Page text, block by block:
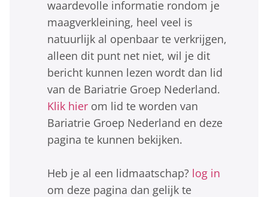
waardevolle informatie rondom je
maagverkleining, heel veel is
natuurlijk al openbaar te verkrijgen,
alleen dit punt net niet, wil je dit
bericht kunnen lezen wordt dan lid
van de Bariatrie Groep Nederland.
Klik hier om lid te worden van
Bariatrie Groep Nederland en deze
pagina te kunnen bekijken.
Heb je al een lidmaatschap? log in
om deze pagina dan gelijk te